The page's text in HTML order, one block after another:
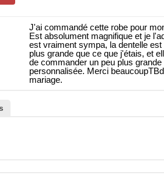
J'ai commandé cette robe pour
Est absolument magnifique et je
est vraiment sympa, la dentelle
plus grande que ce que j'étais, et
de commander un peu plus
personnalisée. Merci
mariage.